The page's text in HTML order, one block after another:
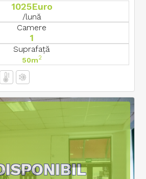
1025Euro
/lună
Camere
1
Suprafață
50m2